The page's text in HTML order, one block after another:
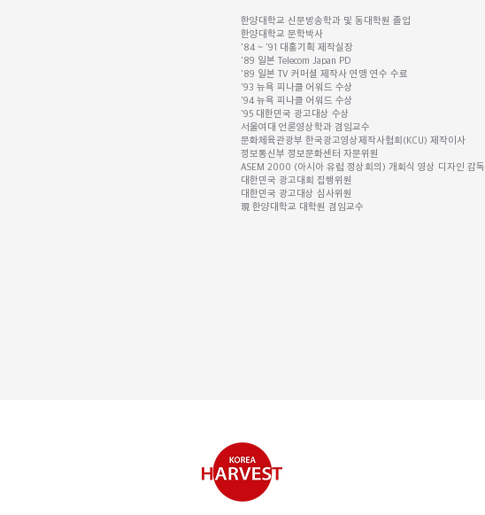
한양대학교 신문방송학과 및 동대학원 졸업
한양대학교 문학박사
'84 ~ '91 대홍기획 제작실장
'89 일본 Telecom Japan PD
'89 일본 TV 커머셜 제작사 연맹 연수 수료
'93 뉴욕 피나클 어워드 수상
'94 뉴욕 피나클 어워드 수상
'95 대한민국 광고대상 수상
서울여대 언론영상학과 겸임교수
문화체육관광부 한국광고영상제작사협회(KCU) 제작이사
정보통신부 정보문화센터 자문위원
ASEM 2000 (아시아 유럽 정상회의) 개회식 영상 디자인 감독
대한민국 광고대회 집행위원
대한민국 광고대상 심사위원
現 한양대학교 대학원 겸임교수